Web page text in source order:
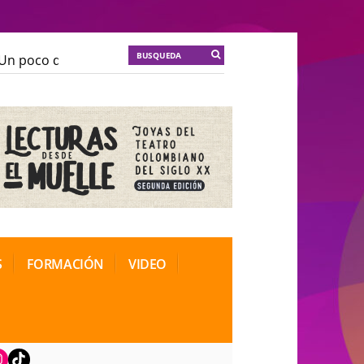
poco de locura para la cordura
Soma
de Teatro Rosa
FORMACIÓN VIDEO
TikTok